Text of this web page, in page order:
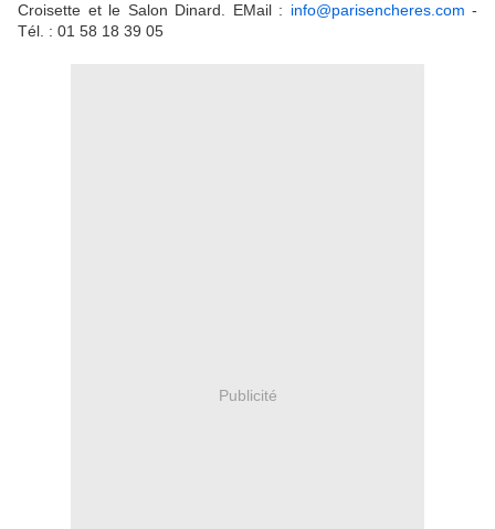
Croisette et le Salon Dinard. EMail : info@parisencheres.com -
Tél. : 01 58 18 39 05
Publicité